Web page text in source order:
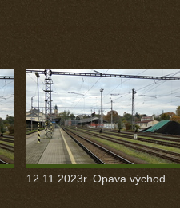
12.11.2023r. Opava východ.